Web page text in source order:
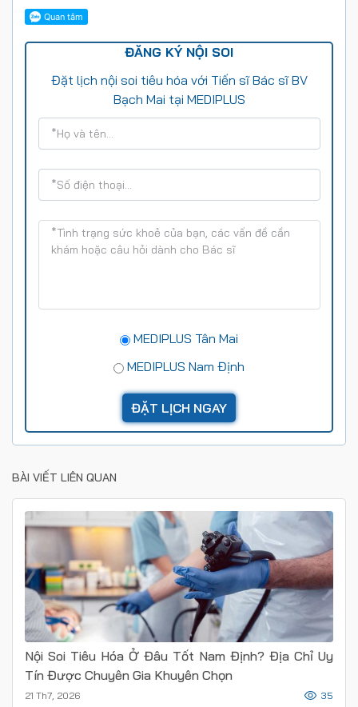
ĐĂNG KÝ NỘI SOI
Đặt lịch nội soi tiêu hóa với Tiến sĩ Bác sĩ BV
Bạch Mai tại MEDIPLUS
MEDIPLUS Tân Mai
MEDIPLUS Nam Định
BÀI VIẾT LIÊN QUAN
Nội Soi Tiêu Hóa Ở Đâu Tốt Nam Định? Địa Chỉ Uy
Tín Được Chuyên Gia Khuyên Chọn
21 Th7, 2026 35